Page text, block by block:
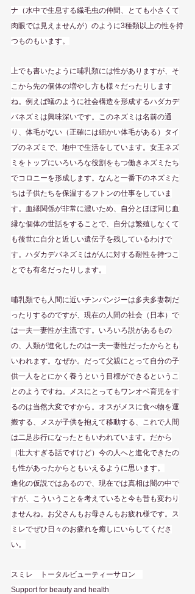
ナ（水中で生息する繊毛虫の仲間、とても小さくて
肉眼では見えませんが）のように3種類以上の性を持
つものもいます。
上でも書いたように哺乳類には性がありますが、そ
こから先の個体の増やし方も様々だったりします
ね。例えば蟻のように社会構造を形成するハダカデ
バネズミは興味深いです。このネズミは名前の通
り、体毛がない（正確には細かい体毛がある）タイ
プのネズミで、地中で生活をしています。女王ネズ
ミをトップにいろいろな役割をもつ働きネズミたち
でコロニーを形成します。なんと一番下のネズミた
ちは子供たちを保温するフトンの仕事をしていま
す。血縁関係が非常に濃いため、自分とほぼ同じ血
縁な個体の世話をすることで、自分は繁殖しなくて
も後世に自分と近しい遺伝子を残しているわけで
す。ハダカデバネズミはがんに対する耐性を持つこ
とでも有名だったりします。
哺乳類でも人間に近いチンパンジーは多夫多妻制だ
ったりするのですが、現在の人間の社会（日本）で
は一夫一妻性が主流です。いろいろ説があるもの
の、人類が進化したのは一夫一妻性だったからとも
いわれます。なぜか。だって父親にとって自分の子
供一人をとにかく養うという目標ができるというこ
とのようですね。メスにとってもワンオペ育児をす
るのは当然大変ですから。オスがメスに食べ物を運
搬する、メスが子供を抱えて移動する、これで人間
は二足歩行になったともいわれています。だから
（壮大すぎる話ですけど）今の人へと進化できたの
も性があったからともいえるように思います。
進化の仮説ではあるので、現在では真相は闇の中で
すが、こういうことを考えていると今も昔も変わり
ませんね。お父さんもお母さんもお疲れ様です。ス
ミレでぜひ日々のお疲れを癒しにいらしてくださ
い。
スミレ　トータルビューティーサロン
Support for beauty and health